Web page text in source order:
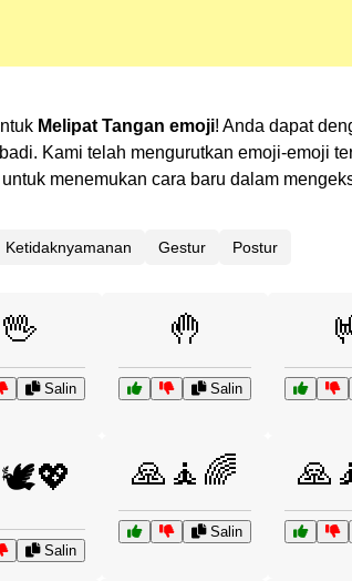
Melipat Tangan emoji! Anda dapat
Kami telah mengurutkan emoji-emoji
menemukan cara baru dalam
Ketidaknyamanan Gestur Postur
🖖
Salin
🤚
Salin
Salin
🙏🧘🌈
Salin